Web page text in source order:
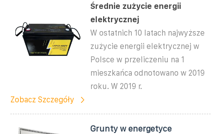
Średnie zużycie energii
elektrycznej
W ostatnich 10 latach najwyższe
zużycie energii elektrycznej w
Polsce w przeliczeniu na 1
mieszkańca odnotowano w 2019
roku. W 2019 r.
Zobacz Szczegóły
Grunty w energetyce